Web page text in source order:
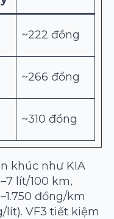
~222 đồng
~266 đồng
~310 đồng
khúc như KIA
lít/100 km,
đồng/km
lít). VF3 tiết kiệm